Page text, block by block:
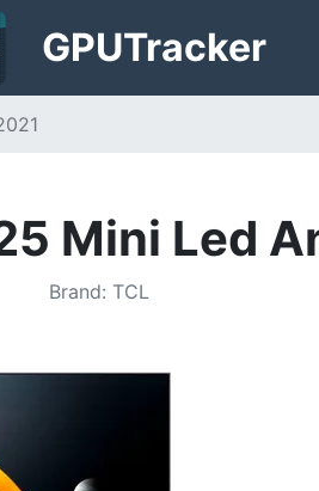
GPUTracker
Mini Led
Brand: TCL